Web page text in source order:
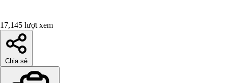
17,145 lượt xem
Chia sẻ